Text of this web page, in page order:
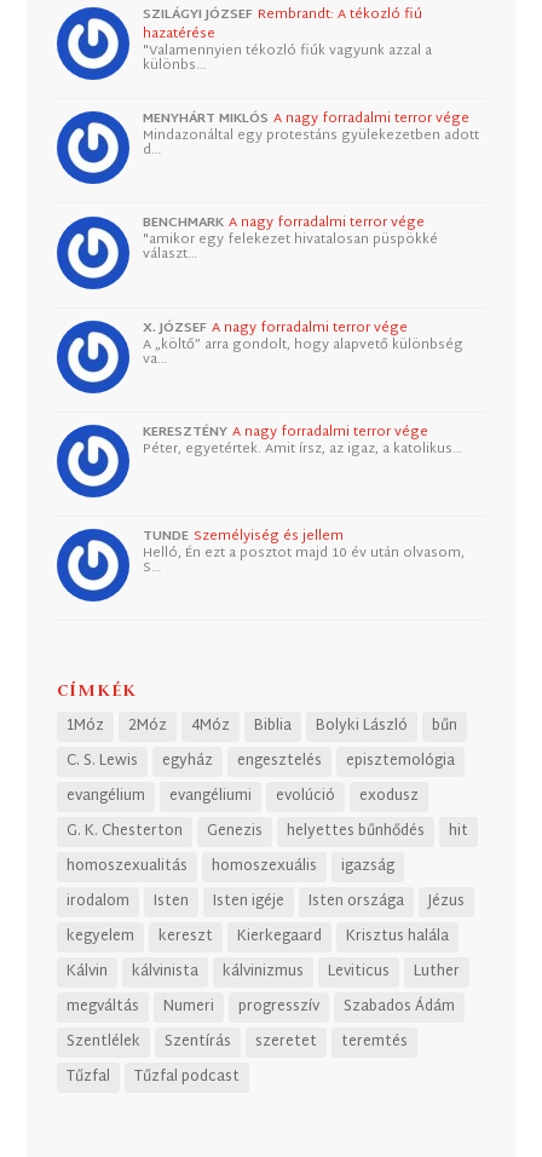
SZILÁGYI JÓZSEF Rembrandt: A tékozló fiú
hazatérése
"Valamennyien tékozló fiúk vagyunk azzal a
különbs…
MENYHÁRT MIKLÓS A nagy forradalmi terror vége
Mindazonáltal egy protestáns gyülekezetben adott
d…
BENCHMARK A nagy forradalmi terror vége
"amikor egy felekezet hivatalosan püspökké
választ…
X. JÓZSEF A nagy forradalmi terror vége
A „költő” arra gondolt, hogy alapvető különbség
va…
KERESZTÉNY A nagy forradalmi terror vége
Péter, egyetértek. Amit írsz, az igaz, a katolikus…
TUNDE Személyiség és jellem
Helló, Én ezt a posztot majd 10 év után olvasom,
S…
CÍMKÉK
1Móz 2Móz 4Móz Biblia Bolyki László
bűn
C. S. Lewis
egyház engesztelés
episztemológia
evangélium
evangéliumi evolúció
exodusz
G. K. Chesterton
Genezis helyettes bűnhődés
hit
homoszexualitás
homoszexuális
igazság
irodalom
Isten Isten igéje Isten országa
Jézus
kegyelem
kereszt Kierkegaard
Krisztus halála
Kálvin
kálvinista kálvinizmus Leviticus
Luther
megváltás
Numeri progresszív
Szabados Ádám
Szentlélek
Szentírás szeretet
teremtés
Tűzfal
Tűzfal podcast